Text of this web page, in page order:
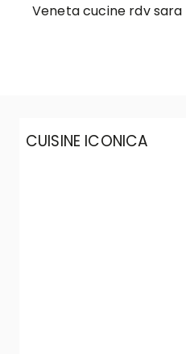
Veneta cucine rdv sara
CUISINE ICONICA